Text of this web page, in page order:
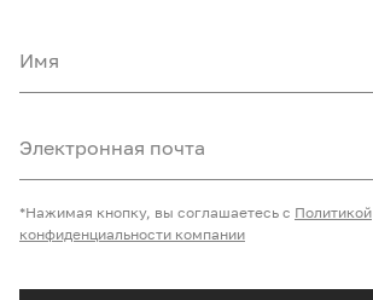
Имя
Электронная почта
*Нажимая кнопку, вы соглашаетесь с Политикой
конфиденциальности компании